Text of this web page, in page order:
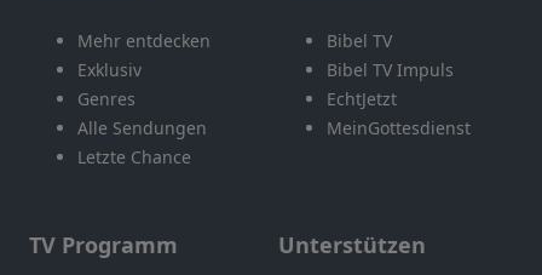
Mehr entdecken
Exklusiv
Genres
Alle Sendungen
Letzte Chance
Bibel TV
Bibel TV Impuls
EchtJetzt
MeinGottesdienst
TV Programm Unterstützen